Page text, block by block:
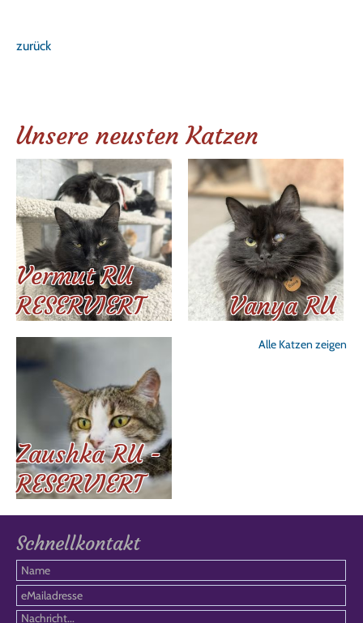
zurück
Unsere neusten Katzen
Vermut RU
RESERVIERT
Vanya RU
Zaushka RU -
RESERVIERT
Alle Katzen zeigen
Schnellkontakt